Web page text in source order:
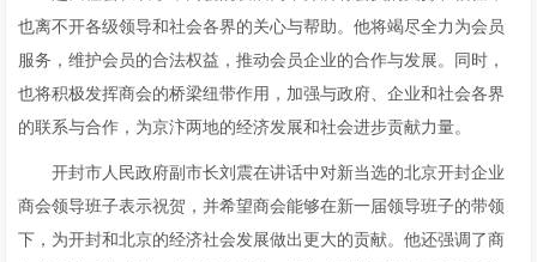
也离不开各级领导和社会各界的关心与帮助。他将竭尽全力为会员
服务，维护会员的合法权益，推动会员企业的合作与发展。同时，
也将积极发挥商会的桥梁纽带作用，加强与政府、企业和社会各界
的联系与合作，为京汴两地的经济发展和社会进步贡献力量。
开封市人民政府副市长刘震在讲话中对新当选的北京开封企业
商会领导班子表示祝贺，并希望商会能够在新一届领导班子的带领
下，为开封和北京的经济社会发展做出更大的贡献。他还强调了商